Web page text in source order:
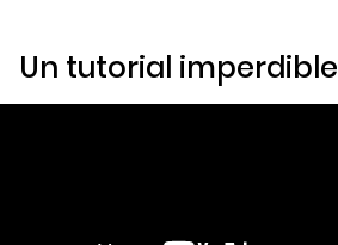
Un tutorial imperdible